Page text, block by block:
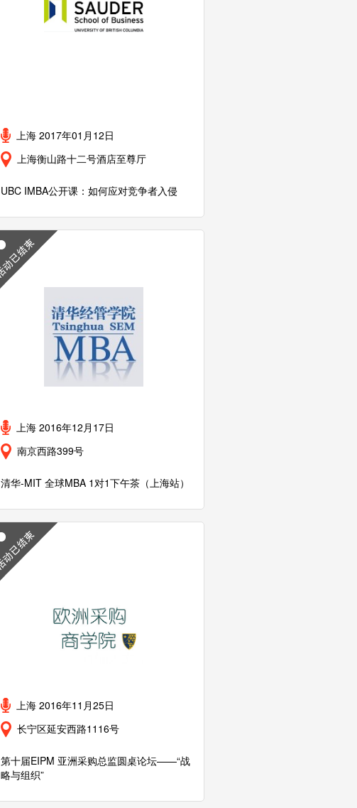
上海 2017年01月12日
上海衡山路十二号酒店至尊厅
UBC IMBA公开课：如何应对竞争者入侵
上海 2016年12月17日
南京西路399号
清华-MIT 全球MBA 1对1下午茶（上海站）
上海 2016年11月25日
长宁区延安西路1116号
第十届EIPM 亚洲采购总监圆桌论坛——“战
略与组织”